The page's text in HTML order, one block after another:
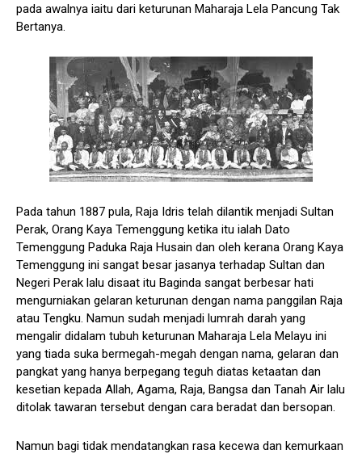
pada awalnya iaitu dari keturunan Maharaja Lela Pancung Tak
Bertanya.
Pada tahun 1887 pula, Raja Idris telah dilantik menjadi Sultan
Perak, Orang Kaya Temenggung ketika itu ialah Dato
Temenggung Paduka Raja Husain dan oleh kerana Orang Kaya
Temenggung ini sangat besar jasanya terhadap Sultan dan
Negeri Perak lalu disaat itu Baginda sangat berbesar hati
mengurniakan gelaran keturunan dengan nama panggilan Raja
atau Tengku. Namun sudah menjadi lumrah darah yang
mengalir didalam tubuh keturunan Maharaja Lela Melayu ini
yang tiada suka bermegah-megah dengan nama, gelaran dan
pangkat yang hanya berpegang teguh diatas ketaatan dan
kesetian kepada Allah, Agama, Raja, Bangsa dan Tanah Air lalu
ditolak tawaran tersebut dengan cara beradat dan bersopan.
Namun bagi tidak mendatangkan rasa kecewa dan kemurkaan